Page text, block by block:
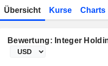
Übersicht Kurse Charts
Bewertung: Integer